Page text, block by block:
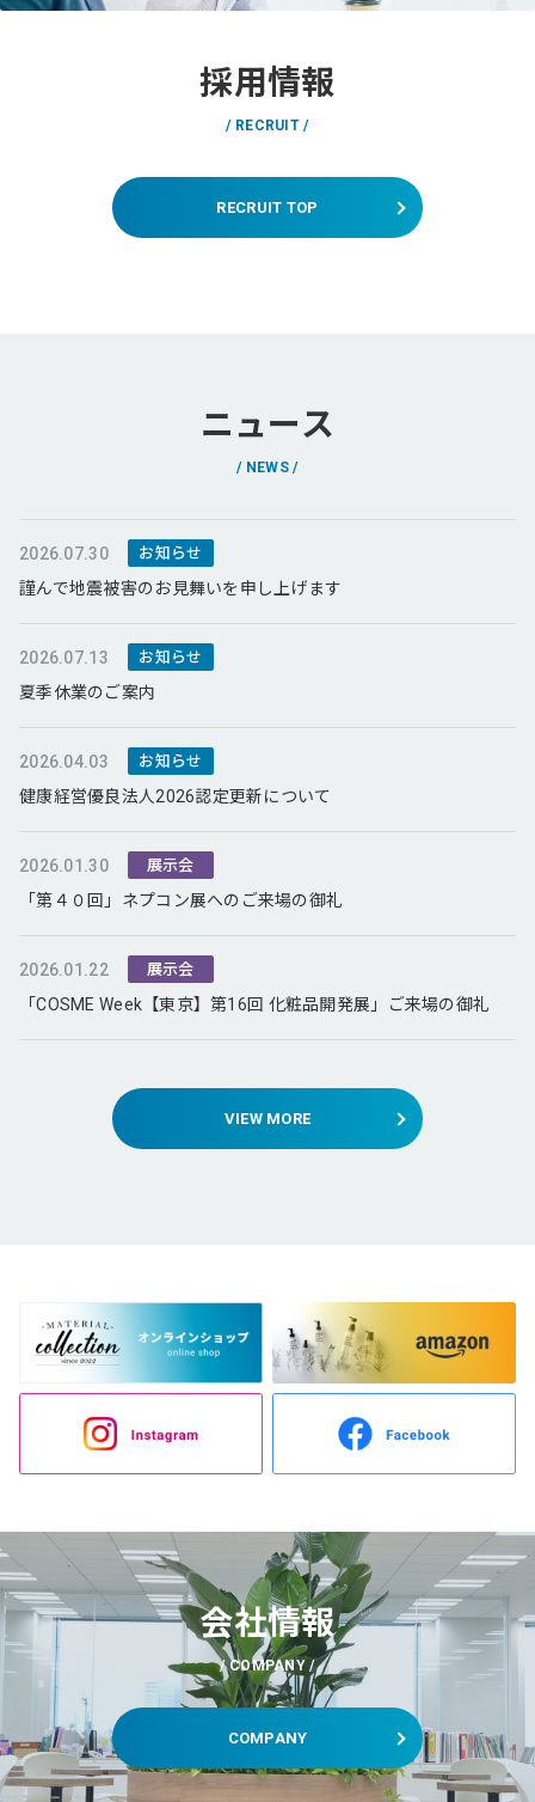
採用情報
RECRUIT
RECRUIT TOP
ニュース
NEWS
2026.07.30 お知らせ
謹んで地震被害のお見舞いを申し上げます
2026.07.13 お知らせ
夏季休業のご案内
2026.04.03 お知らせ
健康経営優良法人2026認定更新について
2026.01.30 展示会
「第４０回」ネプコン展へのご来場の御礼
2026.01.22 展示会
「COSME Week【東京】第16回 化粧品開発展」ご来場の御礼
VIEW MORE
会社情報
COMPANY
COMPANY